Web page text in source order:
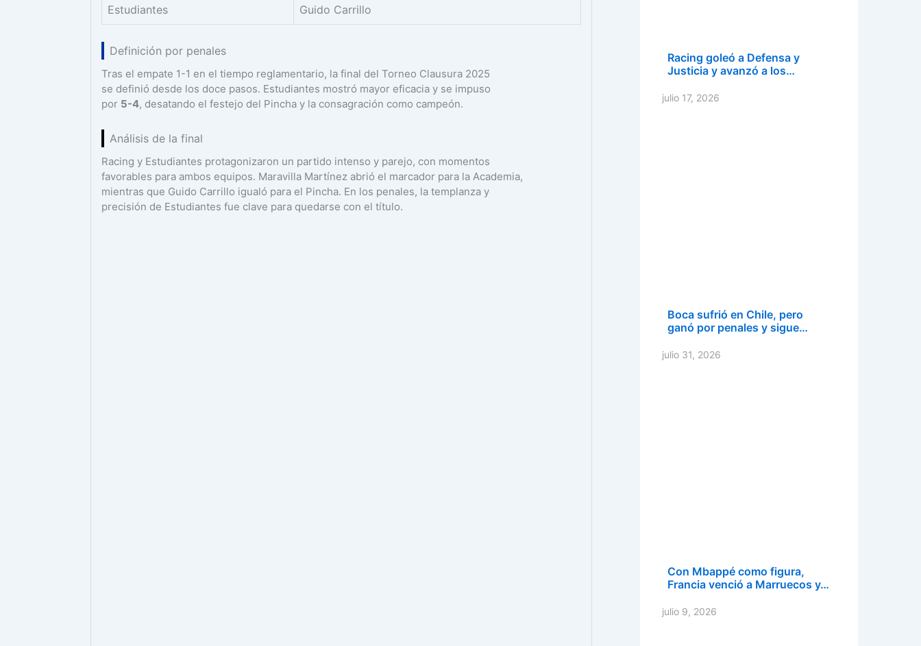
Estudiantes Guido Carrillo
Definición por penales
Tras el empate 1-1 en el tiempo reglamentario, la final del Torneo Clausura 2025
se definió desde los doce pasos. Estudiantes mostró mayor eficacia y se impuso
por 5-4, desatando el festejo del Pincha y la consagración como campeón.
Análisis de la final
Racing y Estudiantes protagonizaron un partido intenso y parejo, con momentos
favorables para ambos equipos. Maravilla Martínez abrió el marcador para la Academia,
mientras que Guido Carrillo igualó para el Pincha. En los penales, la templanza y
precisión de Estudiantes fue clave para quedarse con el título.
Racing goleó a Defensa y
Justicia y avanzó a los…
julio 17, 2026
Boca sufrió en Chile, pero
ganó por penales y sigue…
julio 31, 2026
Con Mbappé como figura,
Francia venció a Marruecos y…
julio 9, 2026